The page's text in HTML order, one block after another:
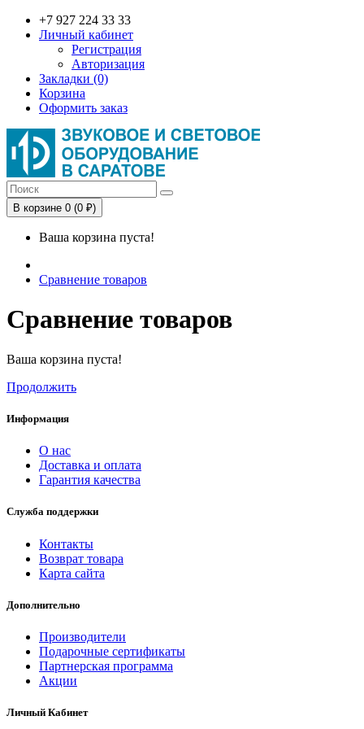
+7 927 224 33 33
Личный кабинет
Регистрация
Авторизация
Закладки (0)
Корзина
Оформить заказ
В корзине 0 (0 ₽)
Ваша корзина пуста!
Сравнение товаров
Сравнение товаров
Ваша корзина пуста!
Продолжить
Информация
О нас
Доставка и оплата
Гарантия качества
Служба поддержки
Контакты
Возврат товара
Карта сайта
Дополнительно
Производители
Подарочные сертификаты
Партнерская программа
Акции
Личный Кабинет